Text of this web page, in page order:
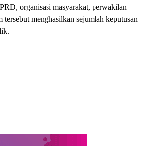
organisasi masyarakat, perwakilan
tersebut menghasilkan sejumlah keputusan